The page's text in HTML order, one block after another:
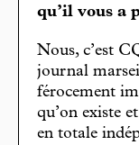
qu’il vous a
Nous, c’est
journal
férocement
qu’on existe
en totale